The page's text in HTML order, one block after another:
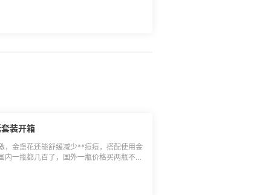
装开箱
，金盏花还能舒缓减少**痘痘，搭配使用金
一瓶都几百了，国外一瓶价格买两瓶不香
仓爆满堆积没想到吉时也可以保持 🎊原来